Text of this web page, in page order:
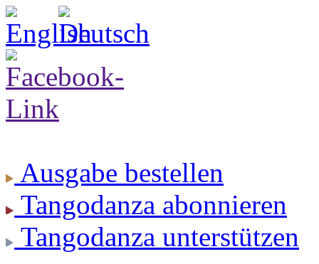
Ausgabe bestellen
Tangodanza abonnieren
Tangodanza unterstützen